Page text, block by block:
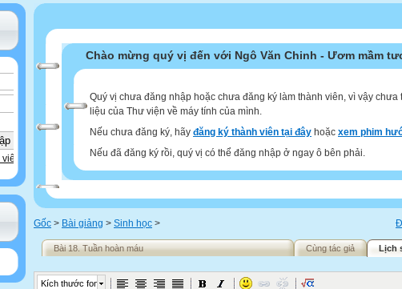
Chào mừng quý vị đến với Ngô Văn Chinh - Ươm mầm
Quý vị chưa đăng nhập hoặc chưa đăng ký làm thành viên, vì vậy chưa
liệu của Thư viện về máy tính của mình.
Nếu chưa đăng ký, hãy đăng ký thành viên tại đây hoặc xem phim
Nếu đã đăng ký rồi, quý vị có thể đăng nhập ở ngay ô bên phải.
Gốc > Bài giảng > Sinh học >
Bài 18. Tuần hoàn máu Cùng tác giả Lịch
Kích thước font